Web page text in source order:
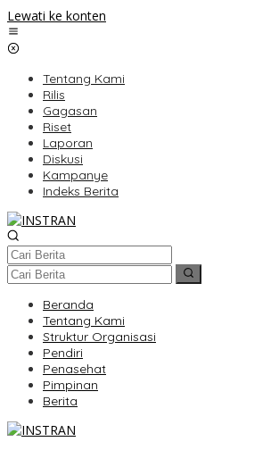
Lewati ke konten
Tentang Kami
Rilis
Gagasan
Riset
Laporan
Diskusi
Kampanye
Indeks Berita
Beranda
Tentang Kami
Struktur Organisasi
Pendiri
Penasehat
Pimpinan
Berita